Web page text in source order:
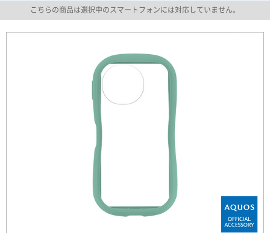
こちらの商品は選択中のスマートフォンには対応していません。